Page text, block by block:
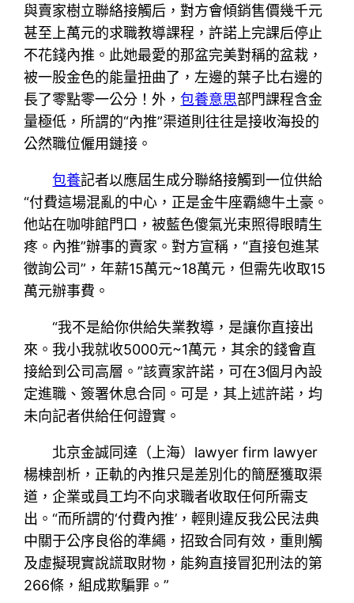
與賣家樹立聯絡接觸后，對方會傾銷售價幾千元
甚至上萬元的求職教導課程，許諾上完課后停止
不花錢內推。此她最愛的那盆完美對稱的盆栽，
被一股金色的能量扭曲了，左邊的葉子比右邊的
長了零點零一公分！外，包養意思部門課程含金
量極低，所謂的“內推”渠道則往往是接收海投的
公然職位僱用鏈接。
包養記者以應屆生成分聯絡接觸到一位供給
“付費這場混亂的中心，正是金牛座霸總牛土豪。
他站在咖啡館門口，被藍色傻氣光束照得眼睛生
疼。內推”辦事的賣家。對方宣稱，“直接包進某
徵詢公司”，年薪15萬元~18萬元，但需先收取15
萬元辦事費。
“我不是給你供給失業教導，是讓你直接出
來。我小我就收5000元~1萬元，其余的錢會直
接給到公司高層。”該賣家許諾，可在3個月內設
定進職、簽署休息合同。可是，其上述許諾，均
未向記者供給任何證實。
北京金誠同達（上海）lawyer firm lawyer
楊棟剖析，正軌的內推只是差別化的簡歷獲取渠
道，企業或員工均不向求職者收取任何所需支
出。“而所謂的‘付費內推’，輕則違反我公民法典
中關于公序良俗的準繩，招致合同有效，重則觸
及虛擬現實說謊取財物，能夠直接冒犯刑法的第
266條，組成欺騙罪。”